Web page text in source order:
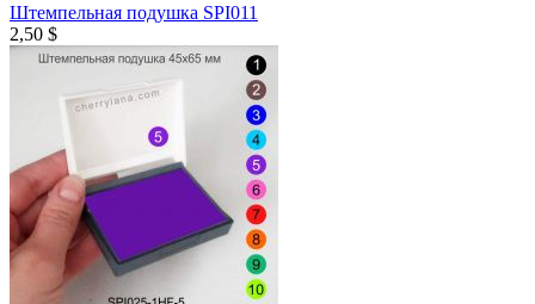
Штемпельная подушка SPI011
2,50 $